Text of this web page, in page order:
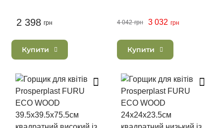
4625)
2 398 грн
Купити
4665)
4 042 грн 3 032 грн
Купити